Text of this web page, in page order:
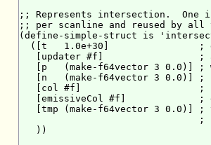
;; Represents intersection.
;; per scanline and reused by all
(define-simple-struct is
([t   1.0e+30]                ;
[updater #f]                 ;
[p   (make-f64vector 3 0.0)] ;
[n   (make-f64vector 3 0.0)] ;
[col #f]                     ;
[emissiveCol #f]             ;
[tmp (make-f64vector 3 0.0)] ;
;
   ))